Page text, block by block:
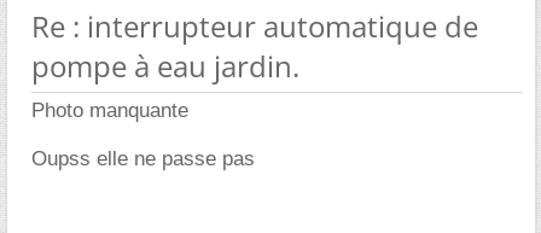
Re : interrupteur automatique de
pompe à eau jardin.
Photo manquante
Oupss elle ne passe pas